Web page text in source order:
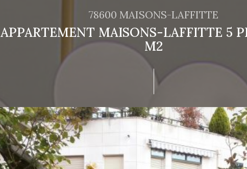
78600 MAISONS-LAFFITTE
APPARTEMENT MAISONS-LAFFITTE 5
M2